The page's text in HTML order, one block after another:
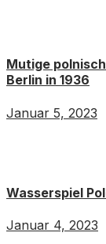
Mutige
Berlin in 1936
Januar 5, 2023
Wasserspiel
Januar 4, 2023